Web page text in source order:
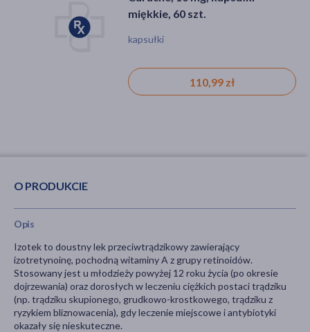
miękkie, 60 szt.
kapsułki
110,99 zł
O PRODUKCIE
Opis
Izotek to doustny lek przeciwtrądzikowy zawierający
izotretynoinę, pochodną witaminy A z grupy retinoidów.
Stosowany jest u młodzieży powyżej 12 roku życia (po okresie
dojrzewania) oraz dorosłych w leczeniu ciężkich postaci trądziku
(np. trądziku skupionego, grudkowo-krostkowego, trądziku z
ryzykiem bliznowacenia), gdy leczenie miejscowe i antybiotyki
okazały się nieskuteczne.